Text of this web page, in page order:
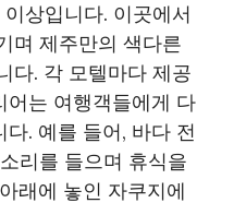
상입니다. 이곳에서
며 제주만의 색다른
다. 각 모텔마다 제공
어는 여행객들에게 다
. 예를 들어, 바다 전
리를 들으며 휴식을
래에 놓인 자쿠지에